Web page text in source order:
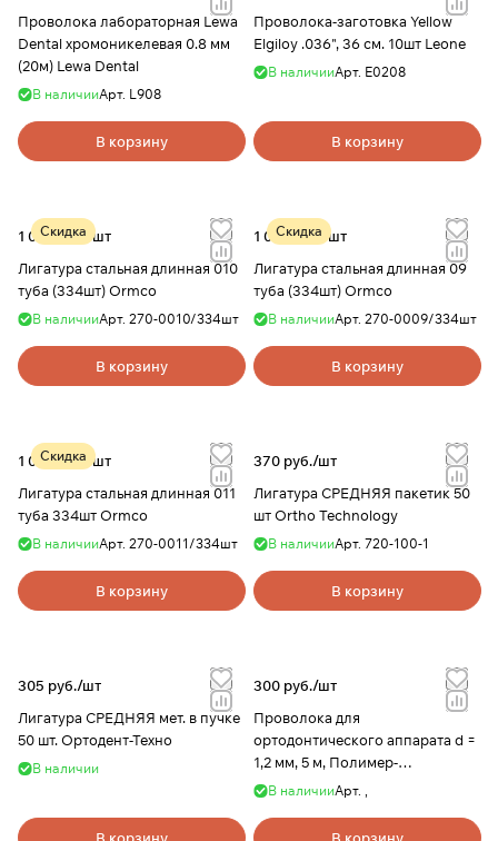
Проволока лабораторная Lewa
Dental хромоникелевая 0.8 мм
(20м) Lewa Dental
В наличииАрт. L908
В корзину
Проволока-заготовка Yellow
Elgiloy .036", 36 см. 10шт Leone
В наличииАрт. E0208
В корзину
Скидка
1 000 руб./ шт
Лигатура стальная длинная 010
туба (334шт) Ormco
В наличииАрт. 270-0010/334шт
В корзину
Скидка
1 000 руб./ шт
Лигатура стальная длинная 09
туба (334шт) Ormco
В наличииАрт. 270-0009/334шт
В корзину
Скидка
1 000 руб./ шт
Лигатура стальная длинная 011
туба 334шт Ormco
В наличииАрт. 270-0011/334шт
В корзину
370 руб./шт
Лигатура СРЕДНЯЯ пакетик 50
шт Ortho Technology
В наличииАрт. 720-100-1
В корзину
305 руб./шт
Лигатура СРЕДНЯЯ мет. в пучке
50 шт. Ортодент-Техно
В наличии
В корзину
300 руб./шт
Проволока для
ортодонтического аппарата d =
1,2 мм, 5 м, Полимер-
стоматология
В наличииАрт. ,
В корзину